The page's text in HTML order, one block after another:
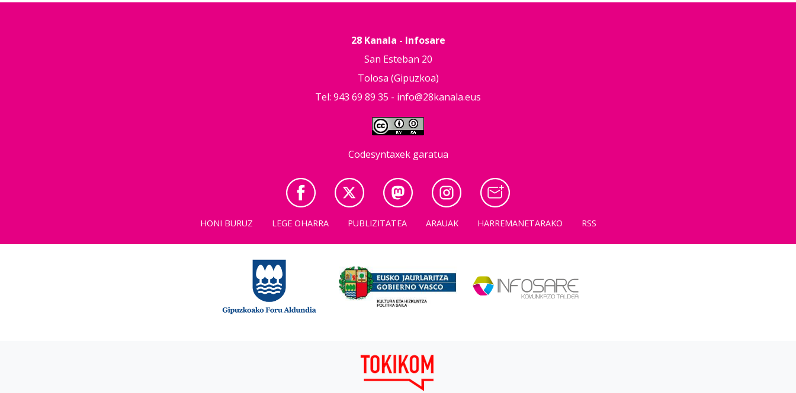
28 Kanala - Infosare
San Esteban 20
Tolosa (Gipuzkoa)
Tel: 943 69 89 35 - info@28kanala.eus
Codesyntaxek garatua
HONI BURUZ LEGE OHARRA PUBLIZITATEA ARAUAK HARREMANETARAKO RSS